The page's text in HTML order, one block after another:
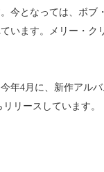
今となっては、ボブ
います。メリー・ク
年4月に、新作アル
リースしています。